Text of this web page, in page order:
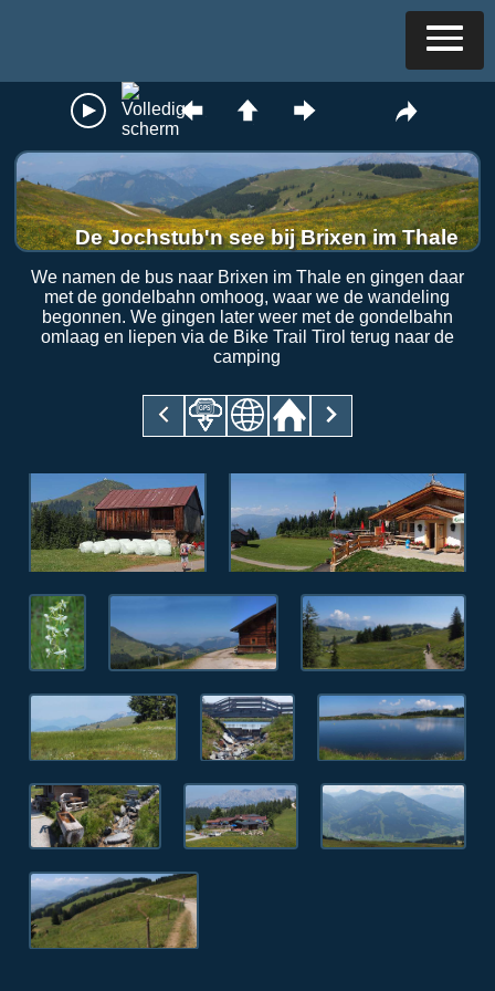
De Jochstub'n see bij Brixen im Thale
We namen de bus naar Brixen im Thale en gingen daar
met de gondelbahn omhoog, waar we de wandeling
begonnen. We gingen later weer met de gondelbahn
omlaag en liepen via de Bike Trail Tirol terug naar de
camping